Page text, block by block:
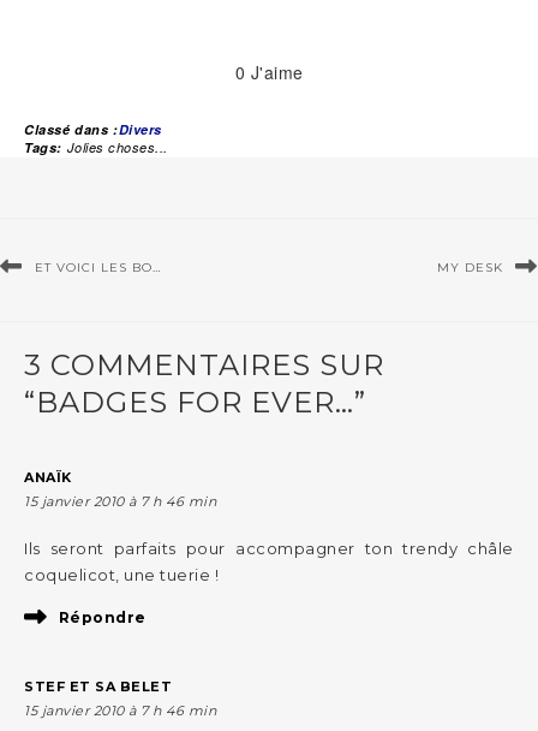
0 J'aime
Classé dans :Divers
Tags: Jolies choses...
ET VOICI LES BO… MY DESK
3 COMMENTAIRES SUR
“BADGES FOR EVER…”
ANAÏK
15 janvier 2010 à 7 h 46 min
Ils seront parfaits pour accompagner ton trendy châle
coquelicot, une tuerie !
Répondre
STEF ET SA BELET
15 janvier 2010 à 7 h 46 min